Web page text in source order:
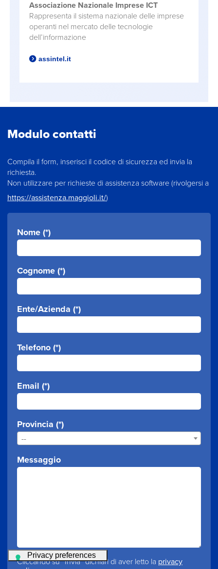
Associazione Nazionale Imprese ICT
Rappresenta il sistema nazionale delle imprese
operanti nel mercato delle tecnologie
dell’informazione
assintel.it
Modulo contatti
Compila il form, inserisci il codice di sicurezza ed invia la
richiesta.
Non utilizzare per richieste di assistenza software (rivolgersi a
https://assistenza.maggioli.it/)
Nome (*)
Cognome (*)
Ente/Azienda (*)
Telefono (*)
Email (*)
Provincia (*)
--
Messaggio
Cliccando su “Invia” dichiari di aver letto la privacy